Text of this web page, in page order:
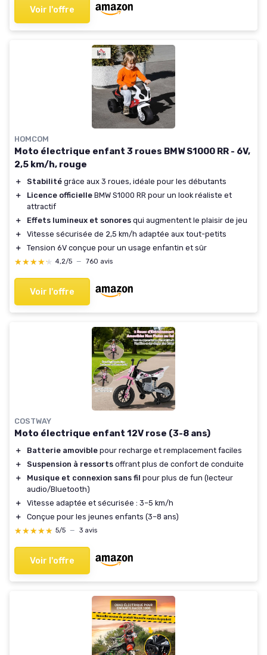
Voir l'offre
HOMCOM
Moto électrique enfant 3 roues BMW S1000 RR - 6V,
2,5 km/h, rouge
＋ Stabilité grâce aux 3 roues, idéale pour les débutants
＋
Licence officielle BMW S1000 RR pour un look réaliste et
attractif
＋
Effets lumineux et sonores qui augmentent le plaisir de jeu
＋
Vitesse sécurisée de 2,5 km/h adaptée aux tout-petits
＋
Tension 6V conçue pour un usage enfantin et sûr
★★★★★
★★★★★ 4,2/5 — 760 avis
Voir l'offre
COSTWAY
Moto électrique enfant 12V rose (3-8 ans)
＋ Batterie amovible pour recharge et remplacement faciles
＋
Suspension à ressorts offrant plus de confort de conduite
＋
Musique et connexion sans fil pour plus de fun (lecteur
audio/Bluetooth)
＋
Vitesse adaptée et sécurisée : 3–5 km/h
＋
Conçue pour les jeunes enfants (3–8 ans)
★★★★★
★★★★★ 5/5 — 3 avis
Voir l'offre